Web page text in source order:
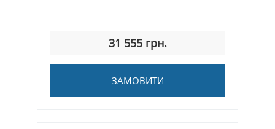
31 555 грн.
ЗАМОВИТИ